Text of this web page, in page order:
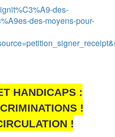
des-
des-moyens-pour-
HANDICAPS :
!
!